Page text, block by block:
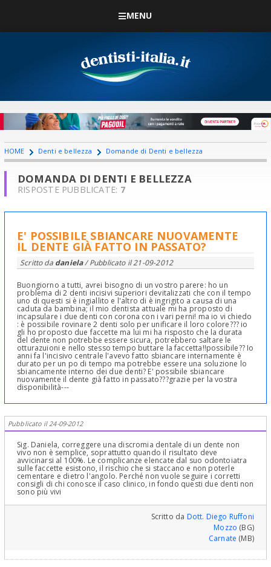
MENU
HOME Denti e bellezza Domande di Denti e bellezza
DOMANDA DI DENTI E BELLEZZA
RISPOSTE PUBBLICATE: 7
E' POSSIBILE SBIANCARE NUOVAMENTE
IL DENTE GIÀ FATTO IN PASSATO?
Scritto da daniela/ Pubblicato il21-09-2012
Buongiorno a tutti, avrei bisogno di un vostro parere: ho un
problema di 2 denti incisivi superiori devitalizzati che con il tempo
uno di questi si è ingiallito e l'altro di è ingrigito a causa di una
caduta da bambina; il mio dentista attuale mi ha proposto di
incapsulare i due denti con corona con i vari perni! ma io vi chiedo
: è possibile rovinare 2 denti solo per unificare il loro colore??? io
gli ho proposto due faccette ma lui mi ha risposto che la durata
del dente non potrebbe essere sicura, potrebbero saltare le
otturazuioni e nello stesso tempo buttare la faccetta!!possibile?? Io
anni fa l'incisivo centrale l'avevo fatto sbiancare internamente è
durato per un po di tempo ma potrebbe essere una soluzione lo
sbiancamente interno dei due denti? E' possibile sbiancare
nuovamente il dente già fatto in passato???grazie per la vostra
disponibilità---
Pubblicato il 24-09-2012
Sig. Daniela, correggere una discromia dentale di un dente non
vivo non è semplice, soprattutto quando il risultato deve
avvicinarsi al 100%. Le complicanze elencate dal suo odontoiatra
sulle faccette esistono, il rischio che si staccano e non poterle
cementare e dietro l'angolo. Perché non vuole seguire i corretti
consigli di chi conosce il caso clinico, in fondo questi due denti non
sono più vivi
Scritto da Dott. Diego Ruffoni
Mozzo (BG)
Carnate (MB)